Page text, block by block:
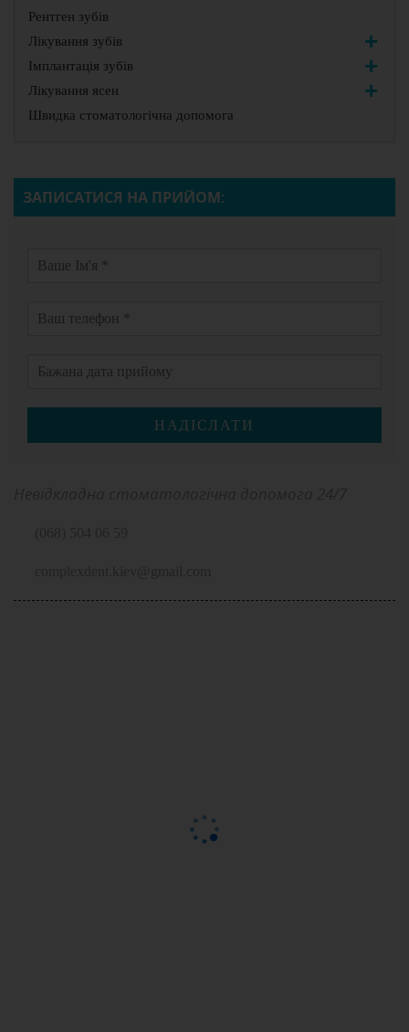
Рентген зубів
Лікування зубів
Імплантація зубів
Лікування ясен
Швидка стоматологічна допомога
ЗАПИСАТИСЯ НА ПРИЙОМ:
НАДІСЛАТИ